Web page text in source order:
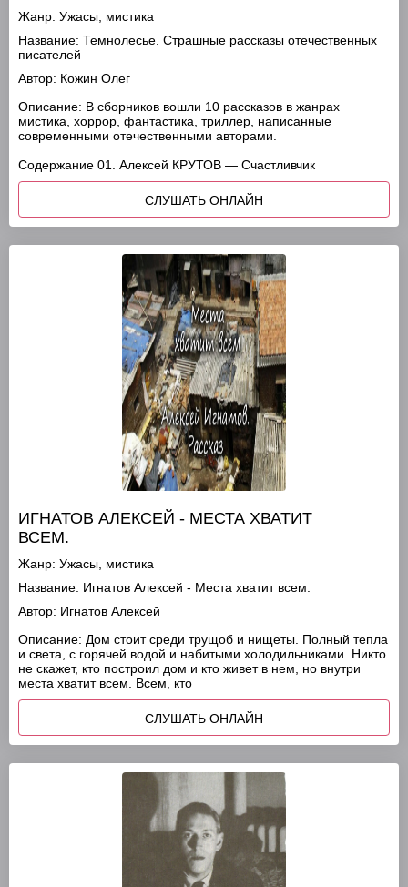
Жанр: Ужасы, мистика
Название: Темнолесье. Страшные рассказы отечественных
писателей
Автор: Кожин Олег
Описание: В сборников вошли 10 рассказов в жанрах
мистика, хоррор, фантастика, триллер, написанные
современными отечественными авторами.
Содержание 01. Алексей КРУТОВ — Счастливчик
СЛУШАТЬ ОНЛАЙН
ИГНАТОВ АЛЕКСЕЙ - МЕСТА ХВАТИТ
ВСЕМ.
Жанр: Ужасы, мистика
Название: Игнатов Алексей - Места хватит всем.
Автор: Игнатов Алексей
Описание: Дом стоит среди трущоб и нищеты. Полный тепла
и света, с горячей водой и набитыми холодильниками. Никто
не скажет, кто построил дом и кто живет в нем, но внутри
места хватит всем. Всем, кто
СЛУШАТЬ ОНЛАЙН